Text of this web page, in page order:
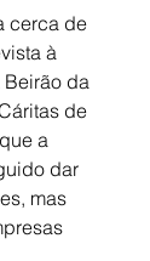
cerca de
à
Beirão da
de
a
dar
mas